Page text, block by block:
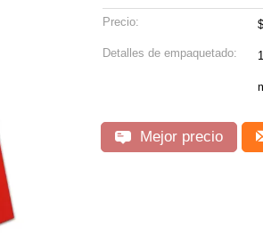
Precio:
Detalles de empaquetado: 1
Mejor precio